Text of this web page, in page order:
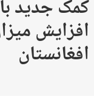
کمک جدید
افزایش
افغانستان